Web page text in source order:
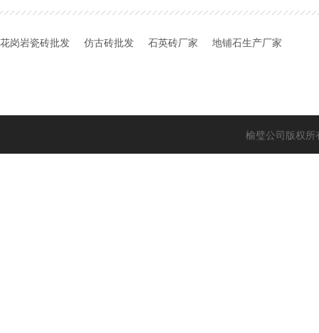
花岗岩瓷砖批发 仿古砖批发 石英砖厂家 地铺石生产厂家
榆璧公司版权所